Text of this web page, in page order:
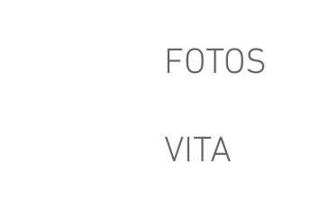
FOTOS
VITA